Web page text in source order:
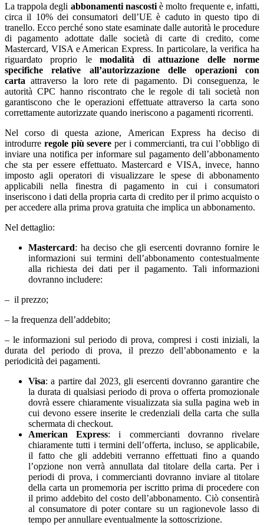
La trappola degli abbonamenti nascostiè molto frequente e, infatti,
circa il 10% dei consumatori dell’UE è caduto in questo tipo di
tranello. Ecco perché sono state esaminate dalle autorità le procedure
di pagamento adottate dalle società di carte di credito, come
Mastercard, VISA e American Express. In particolare, la verifica ha
riguardato proprio lemodalità di attuazione delle norme
specifiche relative all’autorizzazione delle operazioni con
carta attraverso la loro rete di pagamento. Di conseguenza, le
autorità CPC hanno riscontrato che le regole di tali società non
garantiscono che le operazioni effettuate attraverso la carta sono
correttamente autorizzate quando ineriscono a pagamenti ricorrenti.
Nel corso di questa azione, American Express ha deciso di
introdurre regole più severe per i commercianti, tra cui l’obbligo di
inviare una notifica per informare sul pagamento dell’abbonamento
che sta per essere effettuato. Mastercard e VISA, invece, hanno
imposto agli operatori di visualizzare le spese di abbonamento
applicabili nella finestra di pagamento in cui i consumatori
inseriscono i dati della propria carta di credito per il primo acquisto o
per accedere alla prima prova gratuita che implica un abbonamento.
Nel dettaglio:
Mastercard: ha deciso che gli esercenti dovranno fornire le
informazioni sui termini dell’abbonamento contestualmente
alla richiesta dei dati per il pagamento. Tali informazioni
dovranno includere:
– il prezzo;
– la frequenza dell’addebito;
– le informazioni sul periodo di prova, compresi i costi iniziali, la
durata del periodo di prova, il prezzo dell’abbonamento e la
periodicità dei pagamenti.
Visa: a partire dal 2023, gli esercenti dovranno garantire che
la durata di qualsiasi periodo di prova o offerta promozionale
dovrà essere chiaramente visualizzata sia sulla pagina web in
cui devono essere inserite le credenziali della carta che sulla
schermata di checkout.
American Express: i commercianti dovranno rivelare
chiaramente tutti i termini dell’offerta, incluso, se applicabile,
il fatto che gli addebiti verranno effettuati fino a quando
l’opzione non verrà annullata dal titolare della carta. Per i
periodi di prova, i commercianti dovranno inviare al titolare
della carta un promemoria per iscritto prima di procedere con
il primo addebito del costo dell’abbonamento. Ciò consentirà
al consumatore di poter contare su un ragionevole lasso di
tempo per annullare eventualmente la sottoscrizione.